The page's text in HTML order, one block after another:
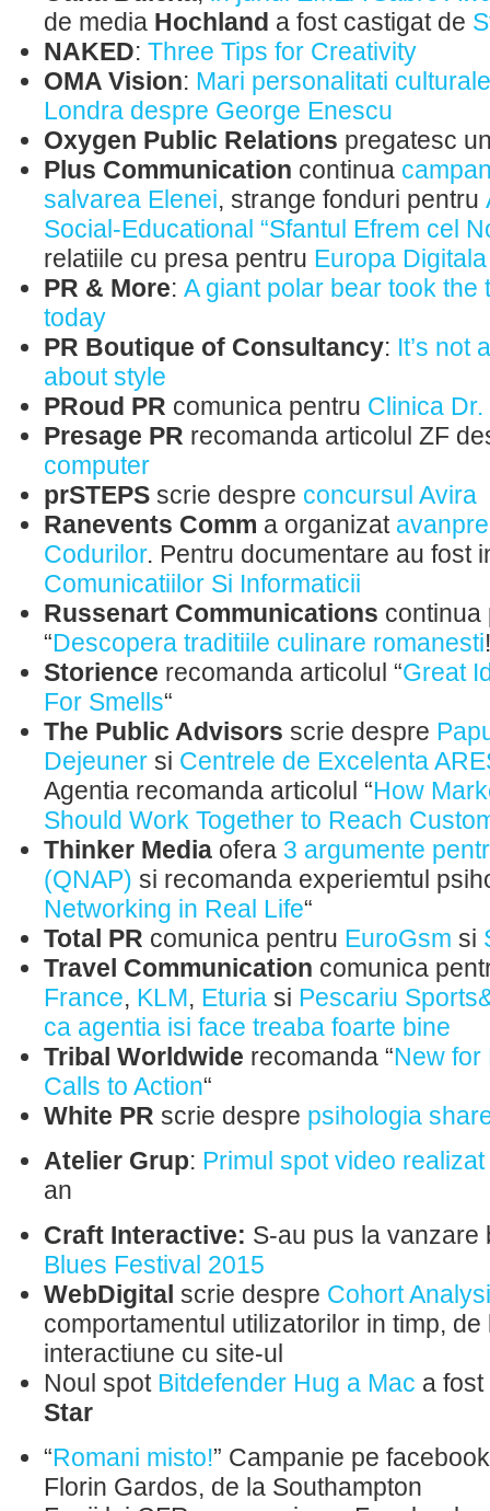
de media Hochland a fost castigat de
NAKED: Three Tips for Creativity
OMA Vision: Mari personalitati
Londra despre George Enescu
Oxygen Public Relations pregatesc
Plus Communication continua
salvarea Elenei, strange fonduri pentru
Social-Educational “Sfantul Efrem cel
relatiile cu presa pentru Europa Digitala
PR & More: A giant polar bear took the
today
PR Boutique of Consultancy: It’s not
about style
PRoud PR comunica pentru Clinica
Presage PR recomanda articolul ZF
computer
prSTEPS scrie despre concursul Avira
Ranevents Comm a organizat
Codurilor. Pentru documentare au fost
Comunicatiilor Si Informaticii
Russenart Communications continua
“Descopera traditiile culinare romanesti
Storience recomanda articolul “Great
For Smells“
The Public Advisors scrie despre
Dejeuner si Centrele de Excelenta
Agentia recomanda articolul “How
Should Work Together to Reach
Thinker Media ofera 3 argumente
(QNAP) si recomanda experiemtul
Networking in Real Life“
Total PR comunica pentru EuroGsm si
Travel Communication comunica
France, KLM, Eturia si Pescariu
ca agentia isi face treaba foarte bine
Tribal Worldwide recomanda “New for
Calls to Action“
White PR scrie despre psihologia
Atelier Grup: Primul spot video
an
Craft Interactive: S-au pus la vanzare
Blues Festival 2015
WebDigital scrie despre Cohort
comportamentul utilizatorilor in timp, de
interactiune cu site-ul
Noul spot Bitdefender Hug a Mac a
Star
“Romani misto!” Campanie pe
Florin Gardos, de la Southampton